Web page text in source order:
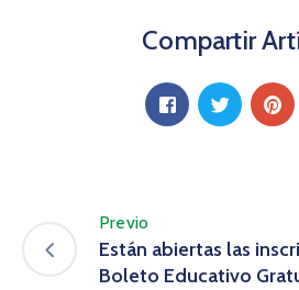
Compartir
Previo
Están abiertas las
Boleto Educativo